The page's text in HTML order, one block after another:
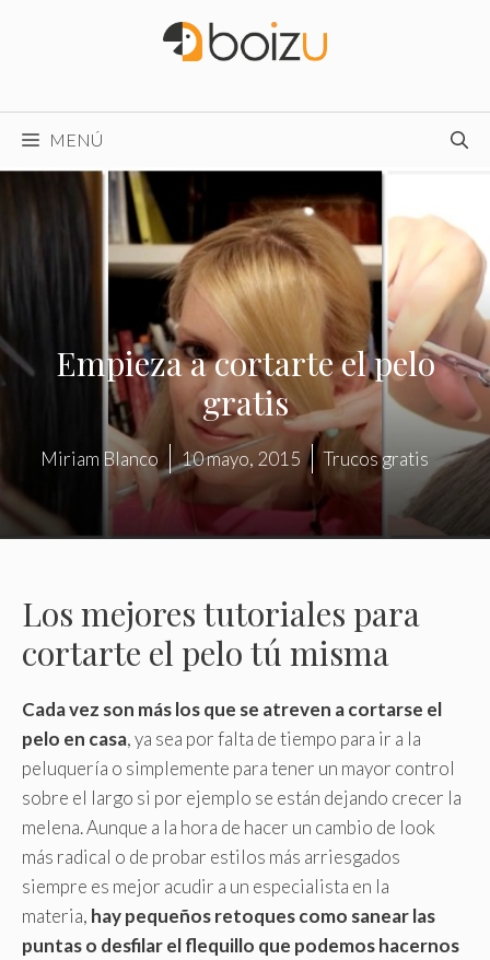
MENÚ
Empieza a cortarte el pelo
gratis
Miriam Blanco 10 mayo, 2015 Trucos gratis
Los mejores tutoriales para
cortarte el pelo tú misma
Cada vez son más los que se atreven a cortarse el
pelo en casa, ya sea por falta de tiempo para ir a la
peluquería o simplemente para tener un mayor control
sobre el largo si por ejemplo se están dejando crecer la
melena. Aunque a la hora de hacer un cambio de look
más radical o de probar estilos más arriesgados
siempre es mejor acudir a un especialista en la
materia, hay pequeños retoques como sanear las
puntas o desfilar el flequillo que podemos hacernos